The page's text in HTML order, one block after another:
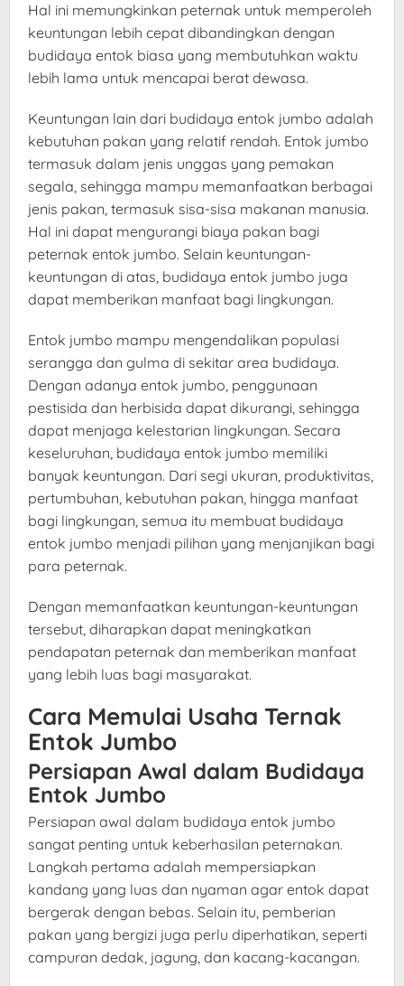
Hal ini memungkinkan peternak untuk memperoleh
keuntungan lebih cepat dibandingkan dengan
budidaya entok biasa yang membutuhkan waktu
lebih lama untuk mencapai berat dewasa.
Keuntungan lain dari budidaya entok jumbo adalah
kebutuhan pakan yang relatif rendah. Entok jumbo
termasuk dalam jenis unggas yang pemakan
segala, sehingga mampu memanfaatkan berbagai
jenis pakan, termasuk sisa-sisa makanan manusia.
Hal ini dapat mengurangi biaya pakan bagi
peternak entok jumbo. Selain keuntungan-
keuntungan di atas, budidaya entok jumbo juga
dapat memberikan manfaat bagi lingkungan.
Entok jumbo mampu mengendalikan populasi
serangga dan gulma di sekitar area budidaya.
Dengan adanya entok jumbo, penggunaan
pestisida dan herbisida dapat dikurangi, sehingga
dapat menjaga kelestarian lingkungan. Secara
keseluruhan, budidaya entok jumbo memiliki
banyak keuntungan. Dari segi ukuran, produktivitas,
pertumbuhan, kebutuhan pakan, hingga manfaat
bagi lingkungan, semua itu membuat budidaya
entok jumbo menjadi pilihan yang menjanjikan bagi
para peternak.
Dengan memanfaatkan keuntungan-keuntungan
tersebut, diharapkan dapat meningkatkan
pendapatan peternak dan memberikan manfaat
yang lebih luas bagi masyarakat.
Cara Memulai Usaha Ternak
Entok Jumbo
Persiapan Awal dalam Budidaya
Entok Jumbo
Persiapan awal dalam budidaya entok jumbo
sangat penting untuk keberhasilan peternakan.
Langkah pertama adalah mempersiapkan
kandang yang luas dan nyaman agar entok dapat
bergerak dengan bebas. Selain itu, pemberian
pakan yang bergizi juga perlu diperhatikan, seperti
campuran dedak, jagung, dan kacang-kacangan.